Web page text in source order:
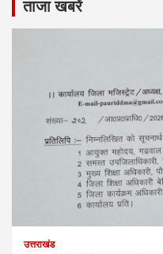
ताजा खबरें
उत्तराखंड